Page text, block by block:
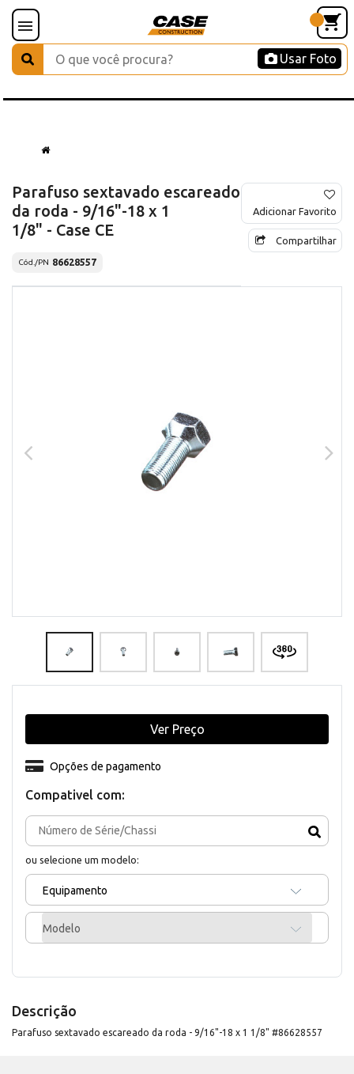
Usar Foto
Parafuso sextavado escareado
da roda - 9/16"-18 x 1
1/8" - Case CE
Cód./PN 86628557
Adicionar Favorito
Compartilhar
Compativel com:
ou selecione um modelo:
Equipamento
Modelo
Opções de pagamento
Ver Preço
Descrição
Parafuso sextavado escareado da roda - 9/16"-18 x 1 1/8" #86628557